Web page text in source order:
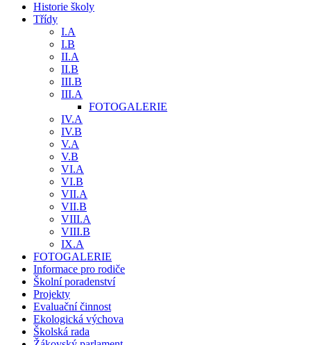
Historie školy
Třídy
I.A
I.B
II.A
II.B
III.B
III.A
FOTOGALERIE
IV.A
IV.B
V.A
V.B
VI.A
VI.B
VII.A
VII.B
VIII.A
VIII.B
IX.A
FOTOGALERIE
Informace pro rodiče
Školní poradenství
Projekty
Evaluační činnost
Ekologická výchova
Školská rada